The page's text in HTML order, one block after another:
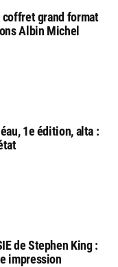
coffret grand format
Albin Michel
1e édition, alta :
de Stephen King :
impression